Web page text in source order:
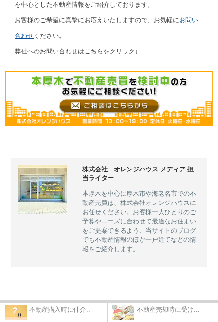
を中心とした不動産情報をご紹介しております。
お客様のご希望に真摯にお応えいたしますので、お気軽に お問い
合わせ ください。
弊社へのお問い合わせはこちらをクリック↓
株式会社 オレンジハウス メディア 担
当ライター
本厚木を中心に厚木市や海老名市での不
動産売買は、株式会社オレンジハウスに
お任せください。お客様一人ひとりのご
予算やニーズに合わせて最適なお住まい
をご提案できるよう、当サイトのブログ
でも不動産情報のほか一戸建てなどの情
報をご紹介します。
不動産購入時に仲介... 不動産売却時に受け...